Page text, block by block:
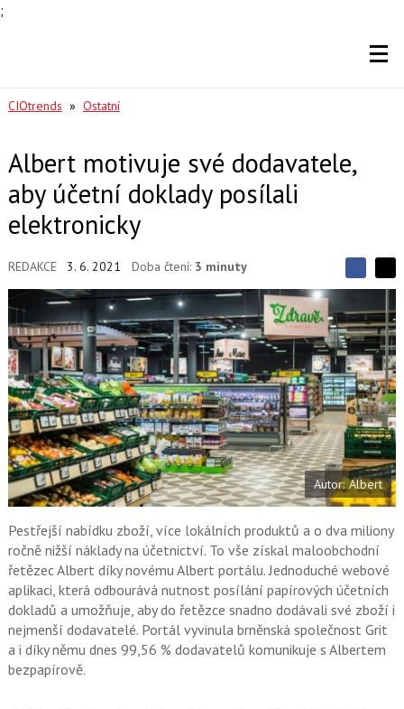
;
CIOtrends » Ostatní
Albert motivuje své dodavatele,
aby účetní doklady posílali
elektronicky
REDAKCE 3. 6. 2021 Doba čtení: 3 minuty
S
í
l
e
t
S
l
e
t
e
n
a
F
a
c
e
b
o
o
k
í
l
e
j
t
e
n
a
s
í
t
i
X
Autor: Albert
Pestřejší nabídku zboží, více lokálních produktů a o dva miliony
ročně nižší náklady na účetnictví. To vše získal maloobchodní
řetězec Albert díky novému Albert portálu. Jednoduché webové
aplikaci, která odbourává nutnost posílání papírových účetních
dokladů a umožňuje, aby do řetězce snadno dodávali své zboží i
nejmenší dodavatelé. Portál vyvinula brněnská společnost Grit
a i díky němu dnes 99,56 % dodavatelů komunikuje s Albertem
bezpapírově.